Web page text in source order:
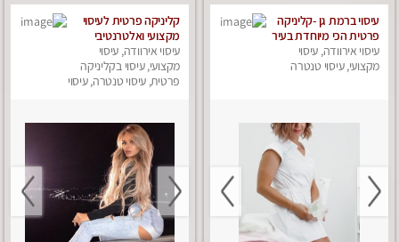
עיסוי ברמת גן -קליניקה
פרטית הכי מיוחדת בעיר
עיסוי אירוודה, עיסוי
מקצועי, עיסוי טנטרה
קליניקה פרטית לעיסוי
מקצועי ואלטרנטיבי
ברמה גבוהה VIP
תתקשר ..... highly
recommended..new
עיסוי אירוודה, עיסוי
מקצועי, עיסוי בקליניקה
פרטית, עיסוי טנטרה, עיסוי